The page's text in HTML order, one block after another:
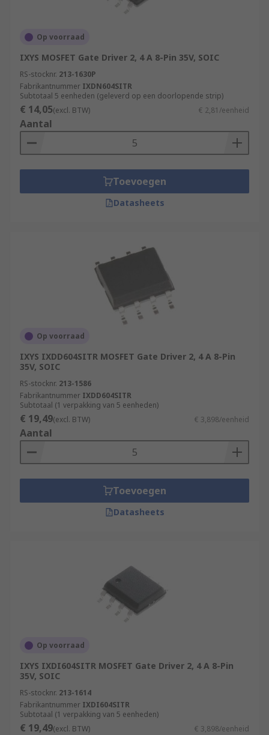
Op voorraad
IXYS MOSFET Gate Driver 2, 4 A 8-Pin 35V, SOIC
RS-stocknr. 213-1630P
Fabrikantnummer IXDN604SITR
Subtotaal 5 eenheden (geleverd op een doorlopende strip)
€ 14,05(excl. BTW) € 2,81/eenheid
Aantal
Toevoegen
Datasheets
Op voorraad
IXYS IXDD604SITR MOSFET Gate Driver 2, 4 A 8-Pin
35V, SOIC
RS-stocknr. 213-1586
Fabrikantnummer IXDD604SITR
Subtotaal (1 verpakking van 5 eenheden)
€ 19,49(excl. BTW) € 3,898/eenheid
Aantal
Toevoegen
Datasheets
Op voorraad
IXYS IXDI604SITR MOSFET Gate Driver 2, 4 A 8-Pin
35V, SOIC
RS-stocknr. 213-1614
Fabrikantnummer IXDI604SITR
Subtotaal (1 verpakking van 5 eenheden)
€ 19,49(excl. BTW) € 3,898/eenheid